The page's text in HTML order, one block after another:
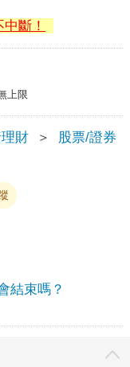
斷！
上限
財 ＞ 股票/證券
結束嗎？